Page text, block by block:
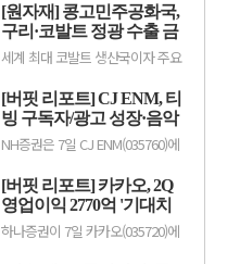
[원자재] 콩고민주공화국,
구리·코발트 정광 수출 금
지…국제 구리 가격 강세
지속
세계 최대 코발트 생산국이자 주요
(DRC)이 자국 내 광물 가공 산업을
육성하기 위해 구리와 코발트 정광
(금속 함량을 높인 가공 전 원료)
수출을 전면 금지했다. 미국의 구
리 수입관세 부과를 앞두고 국제
공급 우려가 더해지면서 시장의 관
심이 집중되고 있다.콩고민주공
화..
[버핏 리포트] CJ ENM, 티
빙 구독자/광고 성장·음악
IP 고성장·MLC 취급고 성
장으로 2Q 실적 선방 –
NH
NH증권은 7일 CJ ENM(035760)에
대해 피프스시즌의 딜리버리 공백
이 실적에 부담으로 작용했음에도
티빙 구독자·광고 성장에 따른 흑
자전환 및 음악IP 전반의 고성장
지속과 MLC의 꾸준한 취급고 성장
으로 선방했다며, 투자의견 ‘매
[버핏 리포트] 카카오, 2Q
영업이익 2770억 '기대치
상회'…AI 수익화 시간 필
요 - 하나
하나증권이 7일 카카오(035720)에
대해 "톡비즈 광고 성장과 자회사